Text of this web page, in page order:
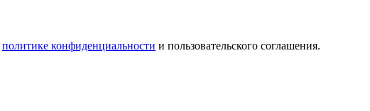
политике конфиденциальности и пользовательского соглашения.